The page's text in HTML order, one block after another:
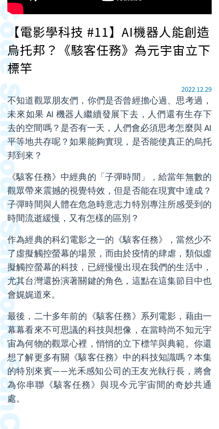
【電影學科技 #11】AI機器人能創造
烏托邦？《駭客任務》為元宇宙立下
標竿
2022.12.29
不知道觀眾朋友們，你們是否曾經擔心過、思考過，
未來如果 AI 機器人繼續發展下去，人們還有生存下
去的空間嗎？是否有一天，人們會必須思考怎麼與 AI
平等地共存呢？如果能夠實現，是否能使真正的烏托
邦到來？
《駭客任務》中經典的「子彈時間」，給當年無數的
觀眾帶來震撼的視覺特效，但是否能在現實中達成？
子彈時間與人體在危急時意志力特別專注所感受到的
時間流逝緩慢，又有怎樣的區別？
作為經典的科幻電影之一的《駭客任務》，當然少不
了虛擬觸控螢幕的場景，而由於疫情的肆虐，類似虛
擬觸控螢幕的科技，已經慢慢出現在我們的生活中，
尤其台灣還扮演著關鍵的角色，這點在這集節目中也
會娓娓道來。
最後，二十多年前的《駭客任務》系列電影，藉由一
幕幕看來不可思議的科技與想像，在當時尚不知元宇
宙為何物的觀眾心裡，悄悄的立下標竿與典範。你還
想了解更多有關《駭客任務》中的科技知識嗎？本集
的特別來賓——光禾感知公司的王友光執行長，將會
為你串聯《駭客任務》與現今元宇宙間的奇妙共通
處。